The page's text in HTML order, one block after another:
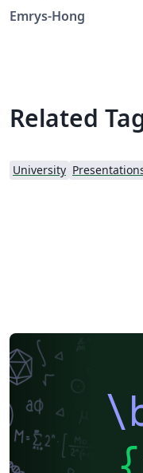
Emrys-Hong
Related
University